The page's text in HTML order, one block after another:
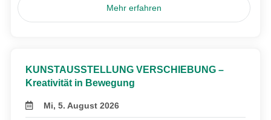
Mehr erfahren
KUNSTAUSSTELLUNG VERSCHIEBUNG –
Kreativität in Bewegung
Mi, 5. August 2026